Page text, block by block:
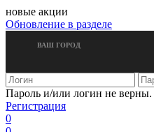
новые акции
Обновление в разделе
ВАШ ГОРОД
Пароль и/или логин не верны.
Регистрация
0